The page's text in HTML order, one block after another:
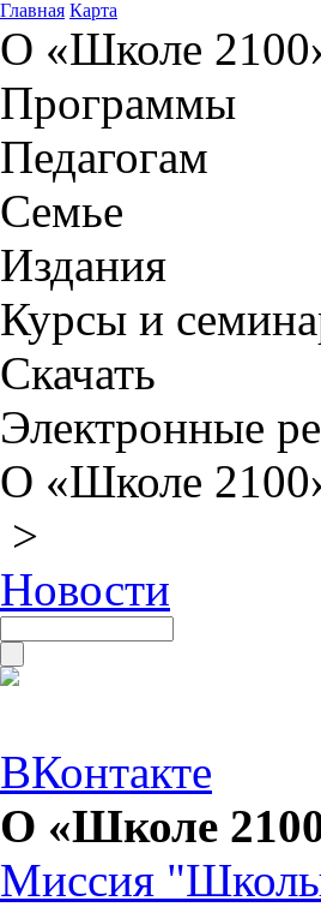
Главная Карта
О «Школе
Программы
Педагогам
Семье
Издания
Курсы и
Скачать
Электронные
О «Школе
>
Новости
ВКонтакте
О «Школе
Миссия